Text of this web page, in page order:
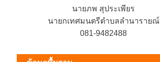
นายภพ สุประเพียร
นายกเทศมนตรีตำบลลำนารายณ์
081-9482488